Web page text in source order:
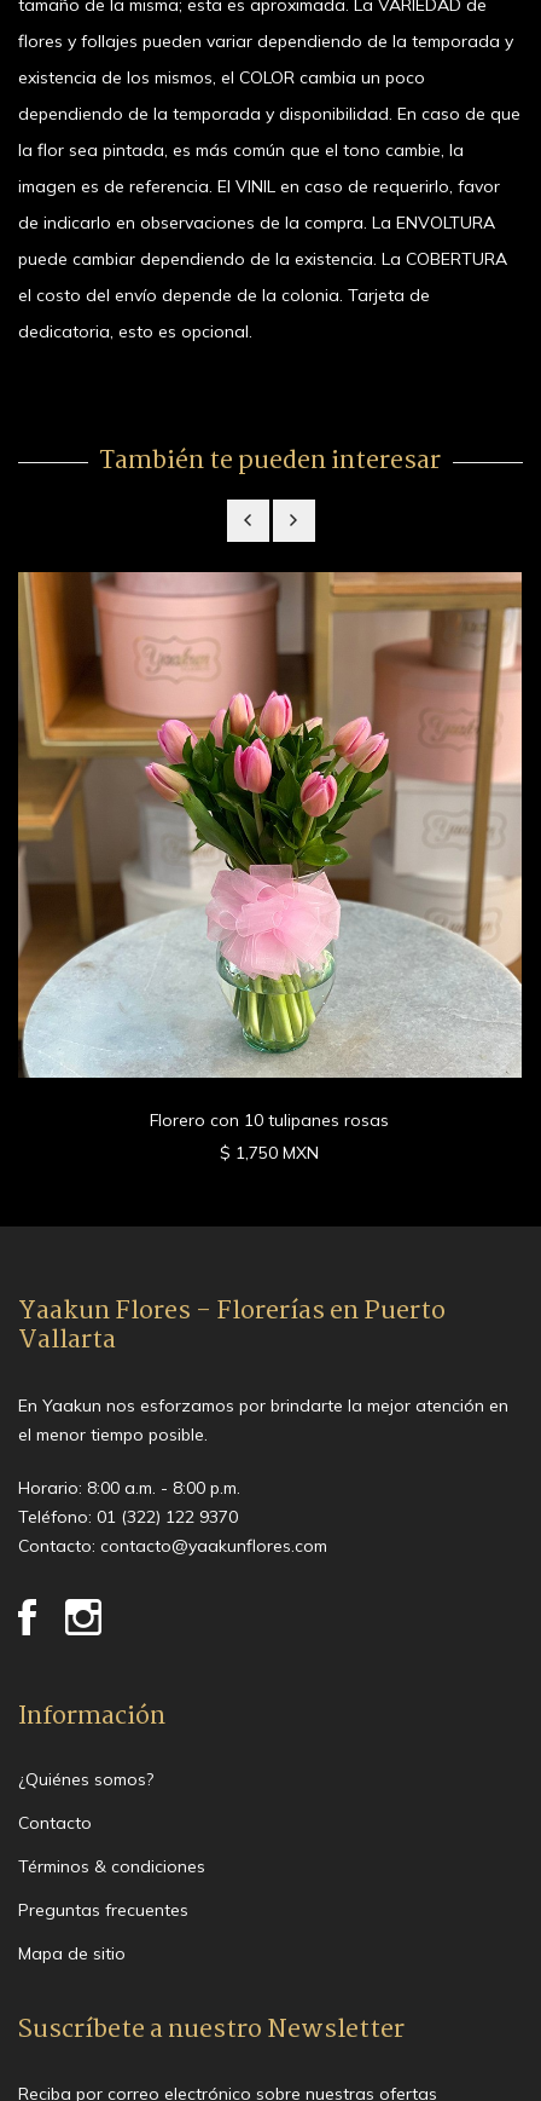
tamaño de la misma; esta es aproximada. La VARIEDAD de
flores y follajes pueden variar dependiendo de la temporada y
existencia de los mismos, el COLOR cambia un poco
dependiendo de la temporada y disponibilidad. En caso de que
la flor sea pintada, es más común que el tono cambie, la
imagen es de referencia. El VINIL en caso de requerirlo, favor
de indicarlo en observaciones de la compra. La ENVOLTURA
puede cambiar dependiendo de la existencia. La COBERTURA
el costo del envío depende de la colonia. Tarjeta de
dedicatoria, esto es opcional.
También te pueden interesar
Florero con 10 tulipanes rosas
$ 1,750 MXN
Yaakun Flores - Florerías en Puerto
Vallarta
En Yaakun nos esforzamos por brindarte la mejor atención en
el menor tiempo posible.
Horario: 8:00 a.m. - 8:00 p.m.
Teléfono: 01 (322) 122 9370
Contacto: contacto@yaakunflores.com
Información
¿Quiénes somos?
Contacto
Términos & condiciones
Preguntas frecuentes
Mapa de sitio
Suscríbete a nuestro Newsletter
Reciba por correo electrónico sobre nuestras ofertas